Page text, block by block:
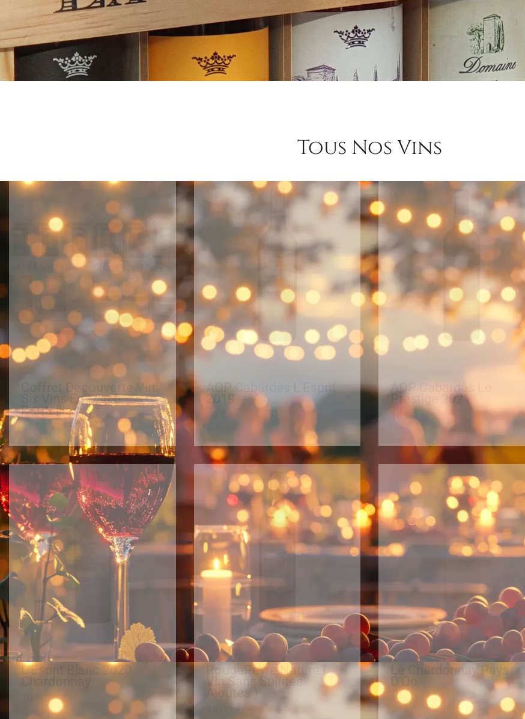
Tous Nos Vins
AOP Cabardès
Coffret Découverte Vin:
Six Vins En Demi-
Bouteilles
49,00 €
AOP Cabardès L’Esprit
2019
23,00€
AOP Cabardès Le
Prestige 2021
16,00€
IGP Pays d'Oc
L’Esprit Blanc 2020
Chardonnay
20,00€
IGP Pays d'Oc
RougePeyre Nature (
Vin Sans Sulfites
Ajoutés )
14,00€
IGP Pays d'Oc
Le Chardonnay Pays
D’Oc
11,00 €